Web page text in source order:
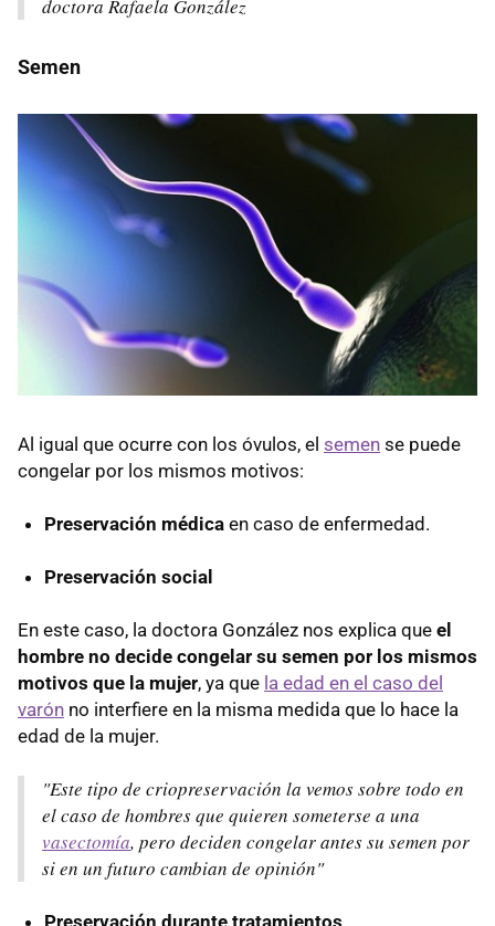
doctora Rafaela González
Semen
Al igual que ocurre con los óvulos, el semen se puede
congelar por los mismos motivos:
Preservación médica en caso de enfermedad.
Preservación social
En este caso, la doctora González nos explica que el
hombre no decide congelar su semen por los mismos
motivos que la mujer, ya que la edad en el caso del
varón no interfiere en la misma medida que lo hace la
edad de la mujer.
"Este tipo de criopreservación la vemos sobre todo en
el caso de hombres que quieren someterse a una
vasectomía, pero deciden congelar antes su semen por
si en un futuro cambian de opinión"
Preservación durante tratamientos